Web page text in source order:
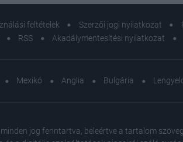
feltételek Szerzői jogi nyilatkozat
RSS Akadálymentesítési nyilatkozat
Mexikó Anglia Bulgária
jog fenntartva, beleértve a tartalom